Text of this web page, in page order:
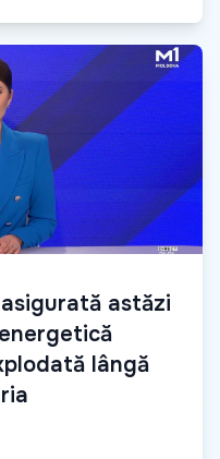
astăzi
lângă